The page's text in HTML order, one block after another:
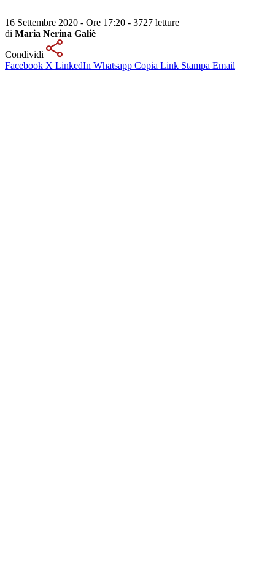
16 Settembre 2020 - Ore 17:20 - 3727 letture
di Maria Nerina Galiè
Condividi
Facebook X LinkedIn Whatsapp Copia Link Stampa Email